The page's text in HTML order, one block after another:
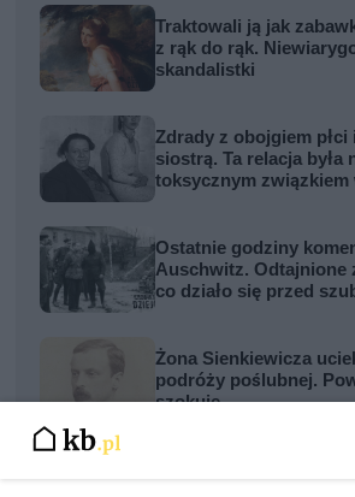
Traktowali ją jak
z rąk do rąk.
skandalistki
Zdrady z obojgiem płci
siostrą. Ta relacja była
toksycznym
Ostatnie godziny
Auschwitz. Odtajnione
co działo się przed
Żona Sienkiewicza
podróży poślubnej.
szokuje